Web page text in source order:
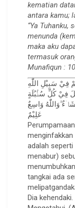
kematian
antara kamu;
“Ya Tuhanku,
menunda
maka aku
termasuk
Munafiqun :
فِيْ سَبِيْلِ اللّٰهِ
فِيْ كُلِّ سُنْۢبُلَةٍ
ۗوَاللّٰهُ وَاسِعٌ
عَلِيْمٌ
menginfakkan
adalah
menabur)
tangkai ada
Dia